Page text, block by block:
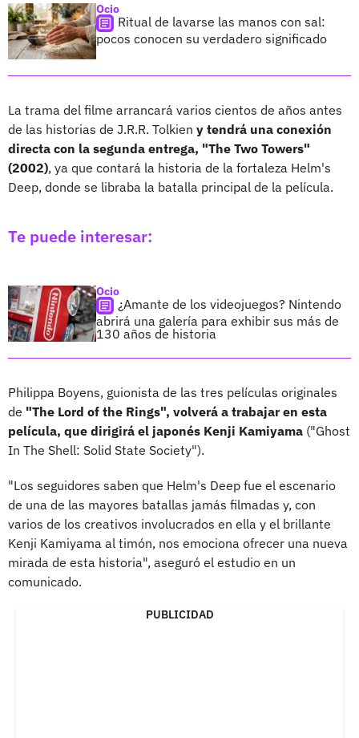
Ocio
Ritual de lavarse las manos con sal:
pocos conocen su verdadero significado
La trama del filme arrancará varios cientos de años antes
de las historias de J.R.R. Tolkien y tendrá una conexión
directa con la segunda entrega, "The Two Towers"
(2002), ya que contará la historia de la fortaleza Helm's
Deep, donde se libraba la batalla principal de la película.
Te puede interesar:
Ocio
¿Amante de los videojuegos? Nintendo
abrirá una galería para exhibir sus más de
130 años de historia
Philippa Boyens, guionista de las tres películas originales
de "The Lord of the Rings", volverá a trabajar en esta
película, que dirigirá el japonés Kenji Kamiyama ("Ghost
In The Shell: Solid State Society").
"Los seguidores saben que Helm's Deep fue el escenario
de una de las mayores batallas jamás filmadas y, con
varios de los creativos involucrados en ella y el brillante
Kenji Kamiyama al timón, nos emociona ofrecer una nueva
mirada de esta historia", aseguró el estudio en un
comunicado.
PUBLICIDAD